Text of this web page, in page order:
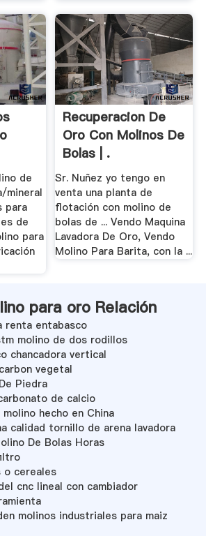
de
mineral
para
de
para
Recuperacion De
Oro Con Molinos De
Bolas | .
Sr. Nuñez yo tengo en
venta una planta de
flotación con molino de
bolas de ... Vendo Maquina
Lavadora De Oro, Vendo
Molino Para Barita, con la ...
para oro Relación
renta entabasco
molino de dos rodillos
chancadora vertical
vegetal
Piedra
de calcio
hecho en China
calidad tornillo de arena lavadora
De Bolas Horas
o cereales
cnc lineal con cambiador
molinos industriales para maiz